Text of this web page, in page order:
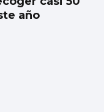
año